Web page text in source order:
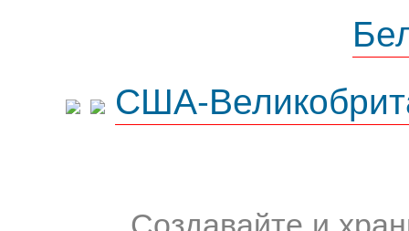
США-
Создавайте и